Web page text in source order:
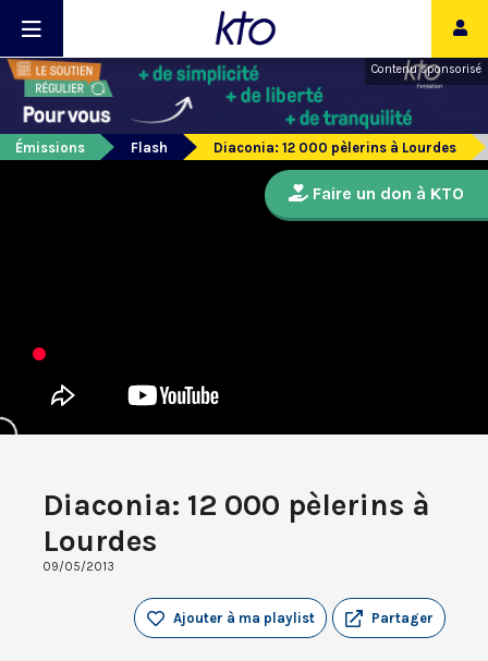
Contenu sponsorisé
Émissions Flash Diaconia: 12 000 pèlerins à Lourdes
Diaconia: 12 000 pèlerins à
Lourdes
09/05/2013
Partager
Ajouter à ma playlist
Faire un don à KTO